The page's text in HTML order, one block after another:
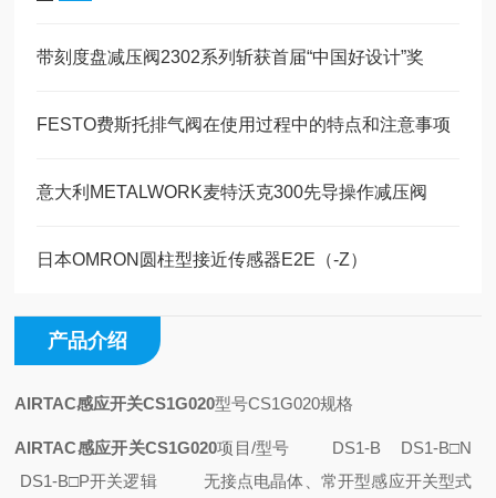
带刻度盘减压阀2302系列斩获首届“中国好设计”奖
FESTO费斯托排气阀在使用过程中的特点和注意事项
意大利METALWORK麦特沃克300先导操作减压阀
日本OMRON圆柱型接近传感器E2E（-Z）
产品介绍
AIRTAC感应开关CS1G020型号CS1G020规格
AIRTAC感应开关CS1G020项目/型号 DS1-B DS1-B□N
DS1-B□P开关逻辑 无接点电晶体、常开型感应开关型式